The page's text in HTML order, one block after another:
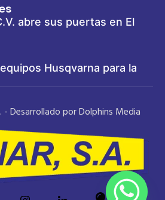
abre sus puertas en El
Husqvarna para la
- Desarrollado por Dolphins Media